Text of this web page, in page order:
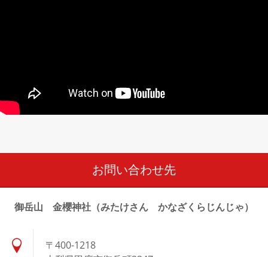
お問い合わせ先
御岳山 金櫻神社（みたけさん かなざくらじんじゃ）
〒400-1218